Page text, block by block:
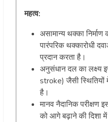
महत्व:
असामान्य थक्का
पारंपरिक थक्कारोधी
प्रदान करता है।
अनुसंधान दल का लक्ष्य
stroke) जैसी स्थितियों
है।
मानव नैदानिक परीक्षण
को आगे बढ़ाने की दिशा